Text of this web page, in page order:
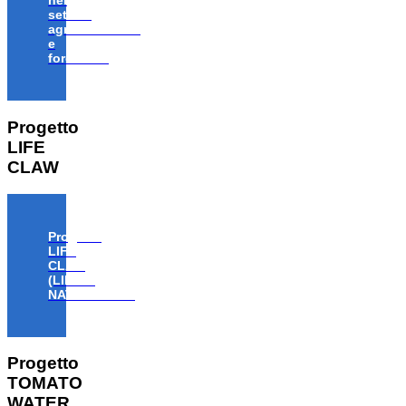
settore
agroalimentare
e
forestale”
Progetto
LIFE
CLAW
Progetto
LIFE
CLAW
(LIFE18
NAT/IT/000806)
Progetto
TOMATO